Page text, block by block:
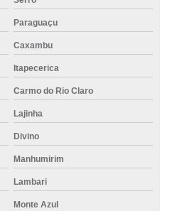
Paraguaçu
Caxambu
Itapecerica
Carmo do Rio Claro
Lajinha
Divino
Manhumirim
Lambari
Monte Azul